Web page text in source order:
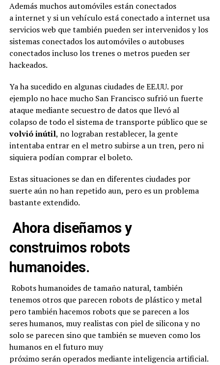
Además muchos automóviles están conectados
a internet y si un vehículo está conectado a internet usa
servicios web que también pueden ser intervenidos y los
sistemas conectados los automóviles o autobuses
conectados incluso los trenes o metros pueden ser
hackeados.
Ya ha sucedido en algunas ciudades de EE.UU. por
ejemplo no hace mucho San Francisco sufrió un fuerte
ataque mediante secuestro de datos que llevó al
colapso de todo el sistema de transporte público que se
volvió inútil, no lograban restablecer, la gente
intentaba entrar en el metro subirse a un tren, pero ni
siquiera podían comprar el boleto.
Estas situaciones se dan en diferentes ciudades por
suerte aún no han repetido aun, pero es un problema
bastante extendido.
Ahora diseñamos y
construimos robots
humanoides.
Robots humanoides de tamaño natural, también
tenemos otros que parecen robots de plástico y metal
pero también hacemos robots que se parecen a los
seres humanos, muy realistas con piel de silicona y no
solo se parecen sino que también se mueven como los
humanos en el futuro muy
próximo serán operados mediante inteligencia artificial.